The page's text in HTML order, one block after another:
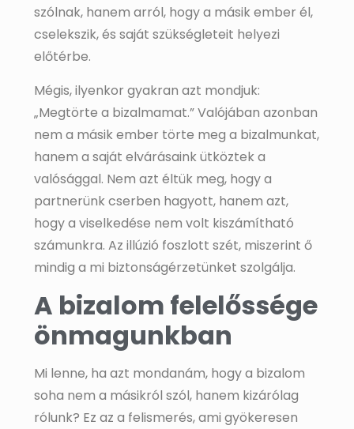
szólnak, hanem arról, hogy a másik ember él,
cselekszik, és saját szükségleteit helyezi
előtérbe.
Mégis, ilyenkor gyakran azt mondjuk:
„Megtörte a bizalmamat.” Valójában azonban
nem a másik ember törte meg a bizalmunkat,
hanem a saját elvárásaink ütköztek a
valósággal. Nem azt éltük meg, hogy a
partnerünk cserben hagyott, hanem azt,
hogy a viselkedése nem volt kiszámítható
számunkra. Az illúzió foszlott szét, miszerint ő
mindig a mi biztonságérzetünket szolgálja.
A bizalom felelőssége
önmagunkban
Mi lenne, ha azt mondanám, hogy a bizalom
soha nem a másikról szól, hanem kizárólag
rólunk? Ez az a felismerés, ami gyökeresen